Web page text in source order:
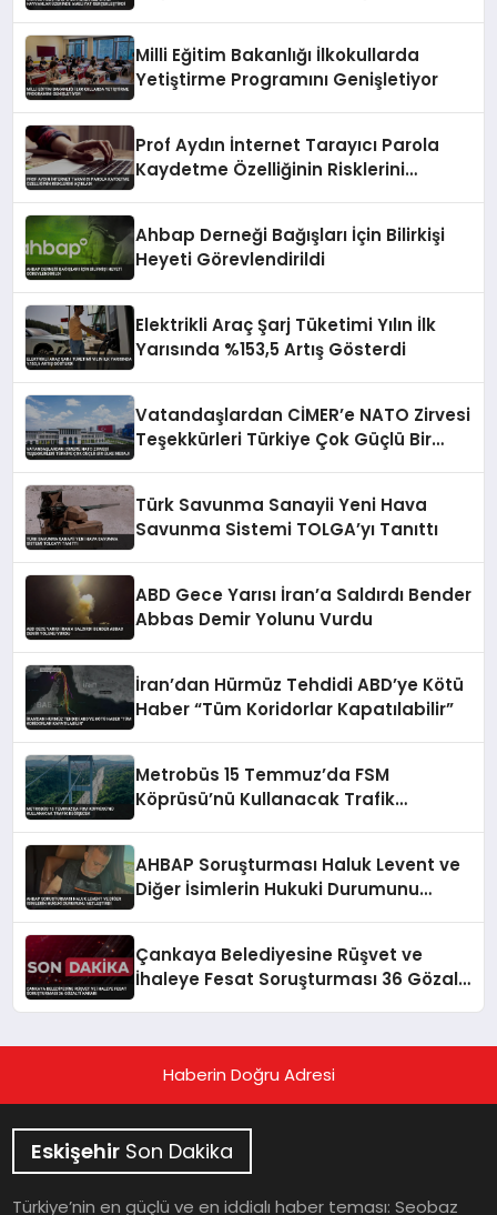
Milli Eğitim Bakanlığı İlkokullarda
Yetiştirme Programını Genişletiyor
Prof Aydın İnternet Tarayıcı Parola
Kaydetme Özelliğinin Risklerini
Ahbap Derneği Bağışları İçin Bilirkişi
Heyeti Görevlendirildi
Elektrikli Araç Şarj Tüketimi Yılın İlk
Yarısında %153,5 Artış Gösterdi
Vatandaşlardan CİMER’e NATO Zirvesi
Teşekkürleri Türkiye Çok Güçlü Bir
Türk Savunma Sanayii Yeni Hava
Savunma Sistemi TOLGA’yı Tanıttı
ABD Gece Yarısı İran’a Saldırdı Bender
Abbas Demir Yolunu Vurdu
İran’dan Hürmüz Tehdidi ABD’ye Kötü
Haber “Tüm Koridorlar Kapatılabilir”
Metrobüs 15 Temmuz’da FSM
Köprüsü’nü Kullanacak Trafik
AHBAP Soruşturması Haluk Levent ve
Diğer İsimlerin Hukuki Durumunu
Çankaya Belediyesine Rüşvet ve
İhaleye Fesat Soruşturması 36 Gözaltı
Haberin Doğru Adresi
Eskişehir Son Dakika
Türkiye’nin en güçlü ve en iddialı haber teması: Seobaz